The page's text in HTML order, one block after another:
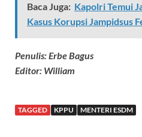
Baca Juga: Kapolri Temui
Kasus Korupsi Jampidsus
Penulis: Erbe Bagus
Editor: William
TAGGED KPPU MENTERI ESDM